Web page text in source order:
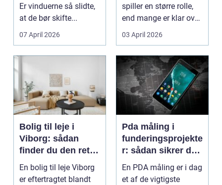
Er vinduerne så slidte,
at de bør skifte...
07 April 2026
spiller en større rolle,
end mange er klar over.
Litauen er et n...
03 April 2026
Bolig til leje i
Viborg: sådan
finder du den rette
lejlighed
En bolig til leje Viborg
er eftertragtet blandt
Pda måling i
funderingsprojekte
r: sådan sikrer du
dokumenteret
bæreevne
En PDA måling er i dag
et af de vigtigste